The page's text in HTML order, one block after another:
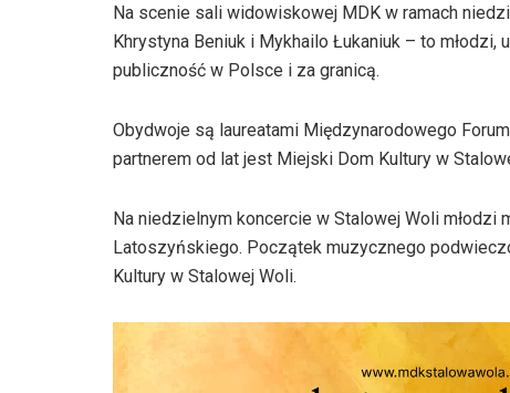
Na scenie sali widowiskowej MDK w ramach
Khrystyna Beniuk i Mykhailo Łukaniuk – to
publiczność w Polsce i za granicą.
Obydwoje są laureatami Międzynarodowego
partnerem od lat jest Miejski Dom Kultury w
Na niedzielnym koncercie w Stalowej Woli młodzi
Latoszyńskiego. Początek muzycznego
Kultury w Stalowej Woli.